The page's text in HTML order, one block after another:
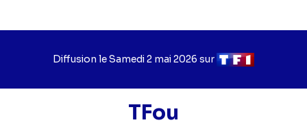
Diffusion leJour
diffusion
Samedi 2 mai 2026 sur Chaîne
diffusion
TFou